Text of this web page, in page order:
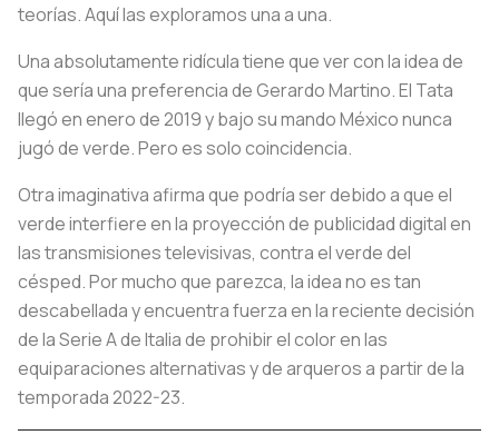
teorías. Aquí las exploramos una a una.
Una absolutamente ridícula tiene que ver con la idea de
que sería una preferencia de Gerardo Martino. El Tata
llegó en enero de 2019 y bajo su mando México nunca
jugó de verde. Pero es solo coincidencia.
Otra imaginativa afirma que podría ser debido a que el
verde interfiere en la proyección de publicidad digital en
las transmisiones televisivas, contra el verde del
césped. Por mucho que parezca, la idea no es tan
descabellada y encuentra fuerza en la reciente decisión
de la Serie A de Italia de prohibir el color en las
equiparaciones alternativas y de arqueros a partir de la
temporada 2022-23.